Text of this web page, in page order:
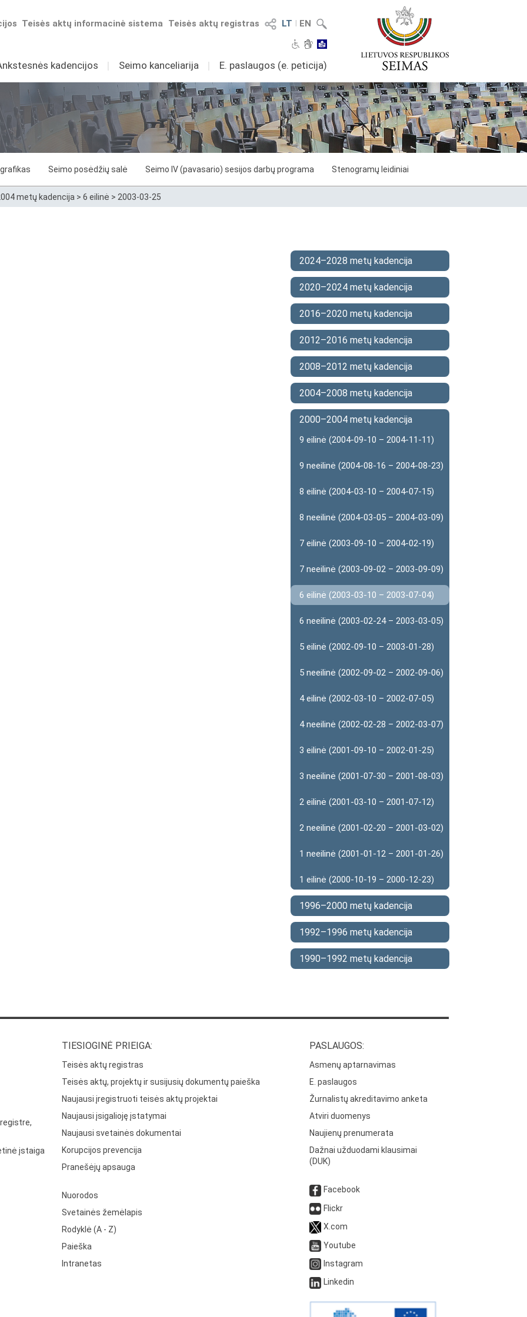
LT I EN
Teisės aktų registras
Teisės aktų informacinė sistema
kadencijos I Seimo kanceliarija I E. paslaugos (e. peticija)
grafikas Seimo posėdžių salė Seimo IV (pavasario) sesijos darbų programa Stenogramų leidiniai
metų kadencija > 6 eilinė > 2003-03-25
2024–2028 metų kadencija
2020–2024 metų kadencija
2016–2020 metų kadencija
2012–2016 metų kadencija
2008–2012 metų kadencija
2004–2008 metų kadencija
2000–2004 metų kadencija
9 eilinė (2004-09-10 – 2004-11-11)
9 neeilinė (2004-08-16 – 2004-08-23)
8 eilinė (2004-03-10 – 2004-07-15)
8 neeilinė (2004-03-05 – 2004-03-09)
7 eilinė (2003-09-10 – 2004-02-19)
7 neeilinė (2003-09-02 – 2003-09-09)
6 eilinė (2003-03-10 – 2003-07-04)
6 neeilinė (2003-02-24 – 2003-03-05)
5 eilinė (2002-09-10 – 2003-01-28)
5 neeilinė (2002-09-02 – 2002-09-06)
4 eilinė (2002-03-10 – 2002-07-05)
4 neeilinė (2002-02-28 – 2002-03-07)
3 eilinė (2001-09-10 – 2002-01-25)
3 neeilinė (2001-07-30 – 2001-08-03)
2 eilinė (2001-03-10 – 2001-07-12)
2 neeilinė (2001-02-20 – 2001-03-02)
1 neeilinė (2001-01-12 – 2001-01-26)
1 eilinė (2000-10-19 – 2000-12-23)
1996–2000 metų kadencija
1992–1996 metų kadencija
1990–1992 metų kadencija
įstaiga
TIESIOGINĖ PRIEIGA:
Teisės aktų registras
Teisės aktų, projektų ir susijusių dokumentų paieška
Naujausi įregistruoti teisės aktų projektai
Naujausi įsigalioję įstatymai
Naujausi svetainės dokumentai
Korupcijos prevencija
Pranešėjų apsauga
Nuorodos
Svetainės žemėlapis
Rodyklė (A - Z)
Paieška
Intranetas
PASLAUGOS:
Asmenų aptarnavimas
E. paslaugos
Žurnalistų akreditavimo anketa
Atviri duomenys
Naujienų prenumerata
Dažnai užduodami klausimai
(DUK)
Facebook
Flickr
X.com
Youtube
Instagram
Linkedin